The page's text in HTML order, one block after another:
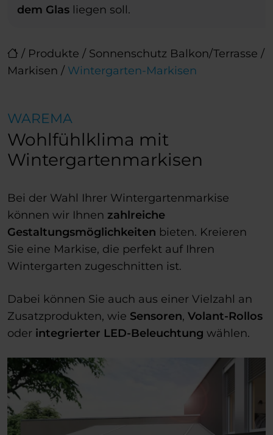
/ Produkte / Sonnenschutz Balkon/Terrasse /
Markisen / Wintergarten-Markisen
dem Glas liegen soll.
WAREMA
Wohlfühlklima mit
Wintergartenmarkisen
Bei der Wahl Ihrer Wintergartenmarkise
können wir Ihnen zahlreiche
Gestaltungsmöglichkeiten bieten. Kreieren
Sie eine Markise, die perfekt auf Ihren
Wintergarten zugeschnitten ist.
Dabei können Sie auch aus einer Vielzahl an
Zusatzprodukten, wie Sensoren, Volant-Rollos
oder integrierter LED-Beleuchtung wählen.